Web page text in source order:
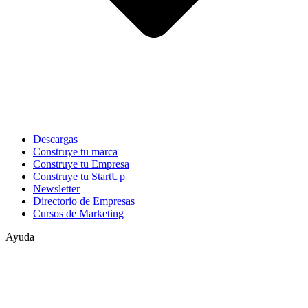
Descargas
Construye tu marca
Construye tu Empresa
Construye tu StartUp
Newsletter
Directorio de Empresas
Cursos de Marketing
Ayuda